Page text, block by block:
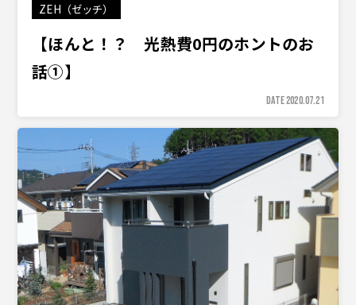
ZEH（ゼッチ）
【ほんと！？ 光熱費0円のホントのお
話①】
DATE 2020.07.21